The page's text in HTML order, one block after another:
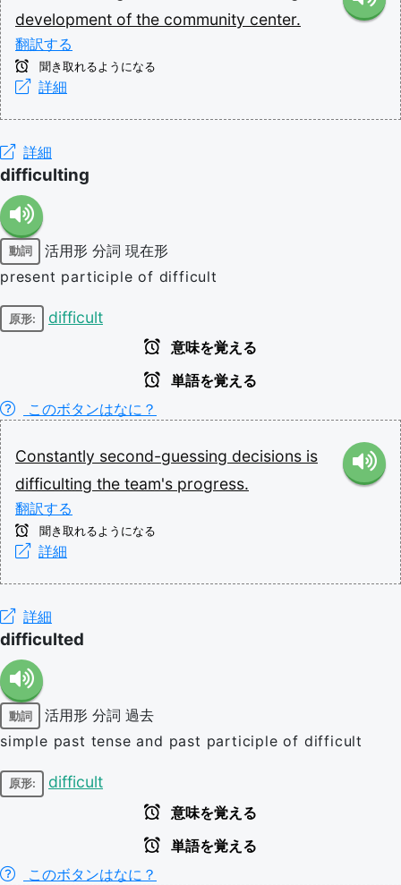
development of the community center.
翻訳する
聞き取れるようになる
詳細
詳細
difficulting
動詞 活用形 分詞 現在形
present participle of difficult
原形: difficult
意味を覚える
単語を覚える
このボタンはなに？
Constantly second-guessing decisions is
difficulting the team's progress.
翻訳する
聞き取れるようになる
詳細
詳細
difficulted
動詞 活用形 分詞 過去
simple past tense and past participle of difficult
原形: difficult
意味を覚える
単語を覚える
このボタンはなに？